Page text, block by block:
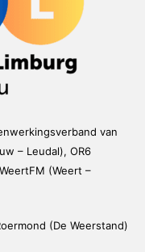
van
– Leudal), OR6
(Weert –
(De Weerstand)